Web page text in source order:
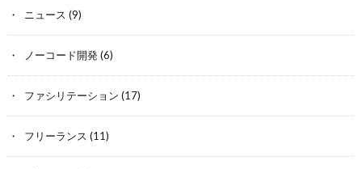
ニュース (9)
ノーコード開発(6)
ファシリテーション (17)
フリーランス (11)